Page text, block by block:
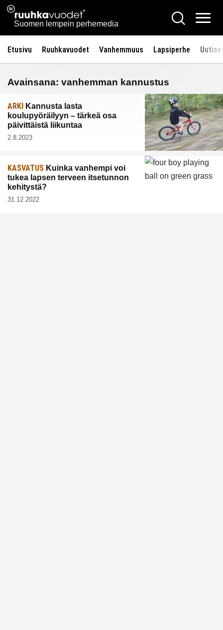
Siirry
sisältöön
Ruuhkavuodet.fi
Suomen lempein perhemedia
Hae
Etusivu Ruuhkavuodet Vanhemmuus Lapsiperhe
Avainsana: vanhemman kannustus
ARKI Kannusta lasta
koulupyöräilyyn – tärkeä osa
päivittäistä liikuntaa
2.8.2023
KASVATUS Kuinka vanhempi voi
tukea lapsen terveen itsetunnon
kehitystä?
31.12.2022